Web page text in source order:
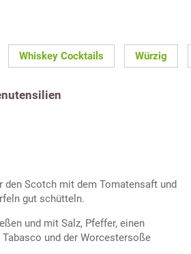
Whiskey Cocktails Würzig
den Scotch mit dem Tomatensaft und
gut schütteln.
und mit Salz, Pfeffer, einen
Tabasco und der Worcestersoße